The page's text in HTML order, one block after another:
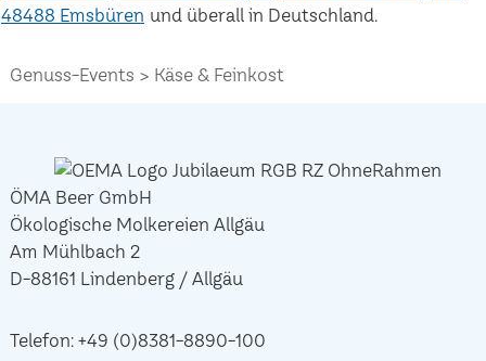
48488 Emsbüren und überall in Deutschland.
Genuss-Events Käse & Feinkost
ÖMA Beer GmbH
Ökologische Molkereien Allgäu
Am Mühlbach 2
D-88161 Lindenberg / Allgäu
Telefon: +49 (0)8381-8890-100